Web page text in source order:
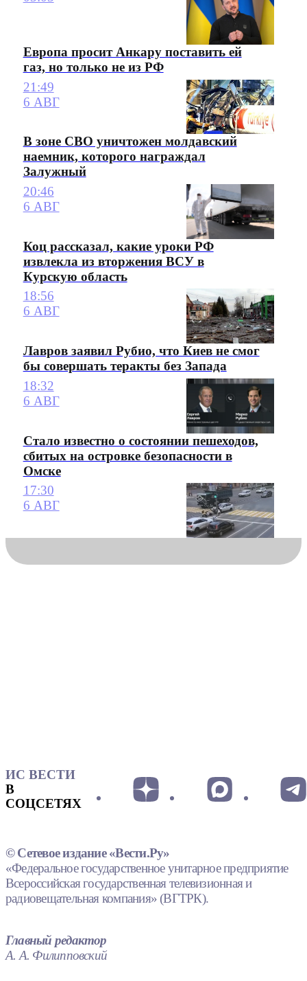
Европа просит Анкару поставить ей
газ, но только не из РФ
21:49
6 АВГ
В зоне СВО уничтожен молдавский
наемник, которого награждал
Залужный
20:46
6 АВГ
Коц рассказал, какие уроки РФ
извлекла из вторжения ВСУ в
Курскую область
18:56
6 АВГ
Лавров заявил Рубио, что Киев не смог
бы совершать теракты без Запада
18:32
6 АВГ
Стало известно о состоянии пешеходов,
сбитых на островке безопасности в
Омске
17:30
6 АВГ
ИС ВЕСТИ
В
СОЦСЕТЯХ
© Сетевое издание «Вести.Ру»
«Федеральное государственное унитарное предприятие
Всероссийская государственная телевизионная и
радиовещательная компания» (ВГТРК).
Главный редактор
А. А. Филипповский